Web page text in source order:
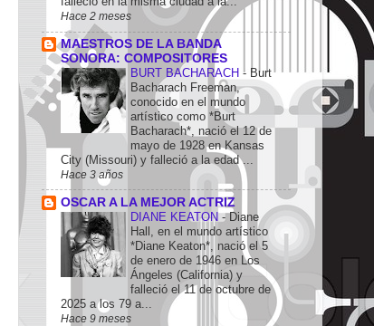
Hace 2 meses
MAESTROS DE LA BANDA
SONORA: COMPOSITORES
BURT BACHARACH - Burt
Bacharach Freeman,
conocido en el mundo
artístico como *Burt
Bacharach*, nació el 12 de
mayo de 1928 en Kansas
City (Missouri) y falleció a la edad ...
Hace 3 años
OSCAR A LA MEJOR ACTRIZ
DIANE KEATON-Diane
Hall, en el mundo artístico
*Diane Keaton*, nació el 5
de enero de 1946 en Los
Ángeles (California) y
falleció el 11 de octubre de
2025 a los 79 a...
Hace 9 meses